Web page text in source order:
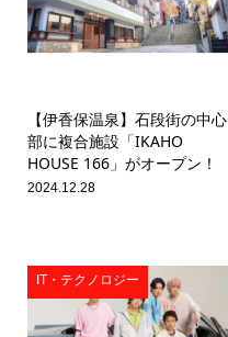
【伊香保温泉】石段街の中心
部に複合施設「IKAHO
HOUSE 166」がオープン！
2024.12.28
IT・テクノロジー